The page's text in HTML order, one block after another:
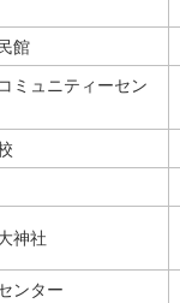
館
ミュニティーセン
神社
ンター